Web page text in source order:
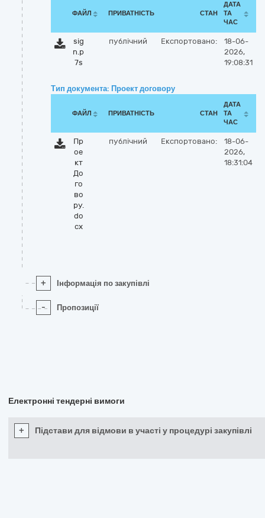
ФАЙЛ ПРИВАТНІСТЬ СТАН
ДАТА
ТА
ЧАС
sig
n.p
7s
публічний Експортовано:
18-06-
2026,
19:08:31
Тип документа: Проект договору
ФАЙЛ ПРИВАТНІСТЬ СТАН
ДАТА
ТА
ЧАС
Пр
ое
кт
До
го
во
ру.
do
cx
публічний Експортовано:
18-06-
2026,
18:31:04
+ Інформація по закупівлі
- Пропозиції
Електронні тендерні вимоги
+ Підстави для відмови в участі у процедурі закупівлі